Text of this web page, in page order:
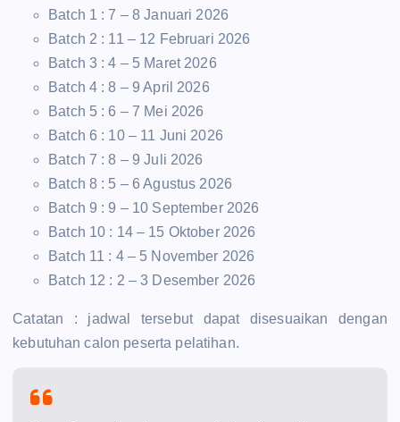
Batch 1 : 7 – 8 Januari 2026
Batch 2 : 11 – 12 Februari 2026
Batch 3 : 4 – 5 Maret 2026
Batch 4 : 8 – 9 April 2026
Batch 5 : 6 – 7 Mei 2026
Batch 6 : 10 – 11 Juni 2026
Batch 7 : 8 – 9 Juli 2026
Batch 8 : 5 – 6 Agustus 2026
Batch 9 : 9 – 10 September 2026
Batch 10 : 14 – 15 Oktober 2026
Batch 11 : 4 – 5 November 2026
Batch 12 : 2 – 3 Desember 2026
Catatan : jadwal tersebut dapat disesuaikan dengan
kebutuhan calon peserta pelatihan.